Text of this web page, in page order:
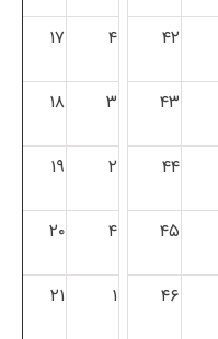
۴۲ ۴ ۱۷
۴۳ ۳ ۱۸
۴۴ ۲ ۱۹
۴۵ ۴ ۲۰
۴۶ ۱ ۲۱